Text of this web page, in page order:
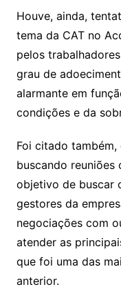
Houve, ainda,
tema da CAT no
pelos
grau de
alarmante em
condições e da
Foi citado
buscando reuniões
objetivo de buscar
gestores da
negociações com
atender as
que foi uma das
anterior.